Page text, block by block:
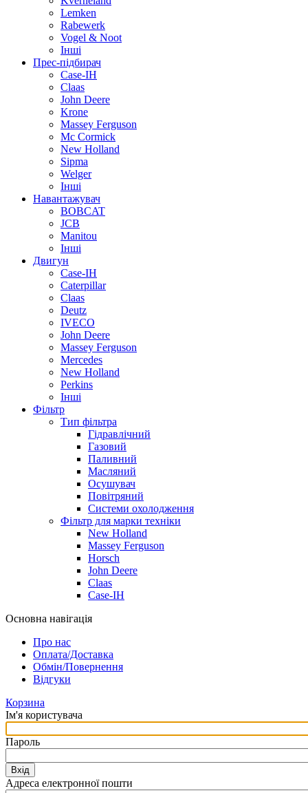
Lemken
Rabewerk
Vogel & Noot
Інші
Прес-підбирач
Case-IH
Claas
John Deere
Krone
Massey Ferguson
Mc Cormick
New Holland
Sipma
Welger
Інші
Навантажувач
BOBCAT
JCB
Manitou
Інші
Двигун
Case-IH
Caterpillar
Claas
Deutz
IVECO
John Deere
Massey Ferguson
Mercedes
New Holland
Perkins
Інші
Фільтр
Тип фільтра
Гідравлічний
Газовий
Паливний
Масляний
Осушувач
Повітряний
Системи охолодження
Фільтр для марки техніки
New Holland
Massey Ferguson
Horsch
John Deere
Claas
Case-IH
Основна навігація
Про нас
Оплата/Доставка
Обмін/Повернення
Відгуки
Корзина
Ім'я користувача
Пароль
Вхід
Адреса електронної пошти